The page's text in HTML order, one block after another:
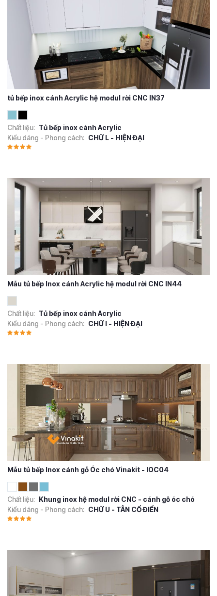
tủ bếp inox cánh Acrylic hệ modul rời CNC IN37
Chất liệu: Tủ bếp inox cánh Acrylic
Kiểu dáng - Phong cách: CHỮ L - HIỆN ĐẠI
Mẫu tủ bếp Inox cánh Acrylic hệ modul rời CNC IN44
Chất liệu: Tủ bếp inox cánh Acrylic
Kiểu dáng - Phong cách: CHỮ I - HIỆN ĐẠI
Mẫu tủ bếp Inox cánh gỗ Óc chó Vinakit - IOC04
Chất liệu: Khung inox hệ modul rời CNC - cánh gỗ óc chó
Kiểu dáng - Phong cách: CHỮ U - TÂN CỔ ĐIỂN